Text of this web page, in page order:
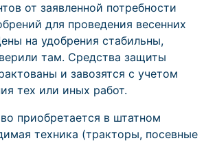
от заявленной потребности
для проведения весенних
на удобрения стабильны,
там. Средства защиты
и завозятся с учетом
тех или иных работ.
приобретается в штатном
техника (тракторы, посевные